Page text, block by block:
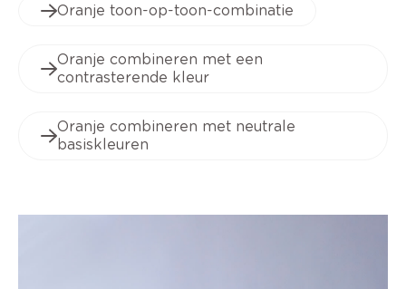
Oranje toon-op-toon-combinatie
Oranje combineren met een
contrasterende kleur
Oranje combineren met neutrale
basiskleuren